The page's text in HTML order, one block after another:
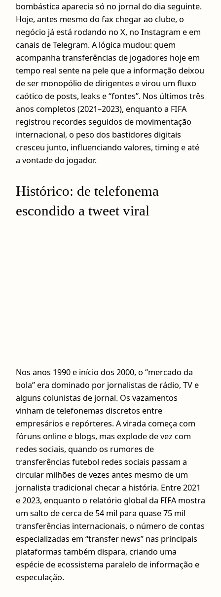
bombástica aparecia só no jornal do dia seguinte.
Hoje, antes mesmo do fax chegar ao clube, o
negócio já está rodando no X, no Instagram e em
canais de Telegram. A lógica mudou: quem
acompanha transferências de jogadores hoje em
tempo real sente na pele que a informação deixou
de ser monopólio de dirigentes e virou um fluxo
caótico de posts, leaks e “fontes”. Nos últimos três
anos completos (2021–2023), enquanto a FIFA
registrou recordes seguidos de movimentação
internacional, o peso dos bastidores digitais
cresceu junto, influenciando valores, timing e até
a vontade do jogador.
Histórico: de telefonema
escondido a tweet viral
Nos anos 1990 e início dos 2000, o “mercado da
bola” era dominado por jornalistas de rádio, TV e
alguns colunistas de jornal. Os vazamentos
vinham de telefonemas discretos entre
empresários e repórteres. A virada começa com
fóruns online e blogs, mas explode de vez com
redes sociais, quando os rumores de
transferências futebol redes sociais passam a
circular milhões de vezes antes mesmo de um
jornalista tradicional checar a história. Entre 2021
e 2023, enquanto o relatório global da FIFA mostra
um salto de cerca de 54 mil para quase 75 mil
transferências internacionais, o número de contas
especializadas em “transfer news” nas principais
plataformas também dispara, criando uma
espécie de ecossistema paralelo de informação e
especulação.